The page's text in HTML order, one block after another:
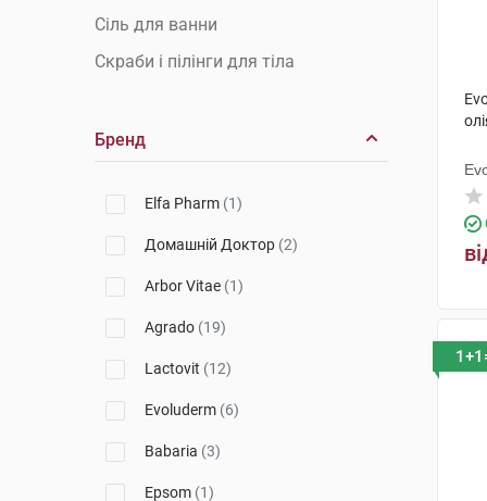
Сіль для ванни
Скраби і пілінги для тіла
Бренд
Elfa Pharm (1)
Домашній Доктор (2)
Arbor Vitae (1)
Agrado (19)
Lactovit (12)
Evoluderm (6)
Babaria (3)
Epsom (1)